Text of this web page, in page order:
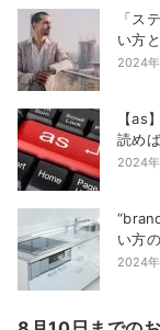
「ス
い方
2024
【as
読め
2024
い方
2024